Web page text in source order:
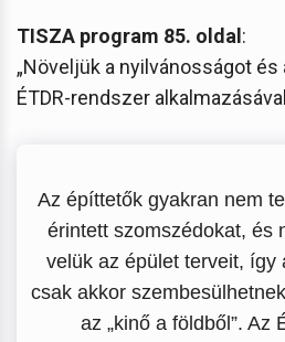
TISZA program 85. oldal :
„Növeljük a nyilvánosságot
ÉTDR-rendszer
Az építtetők gyakran nem
érintett szomszédokat, és
velük az épület terveit, így
csak akkor
az „kinő a földből”. Az